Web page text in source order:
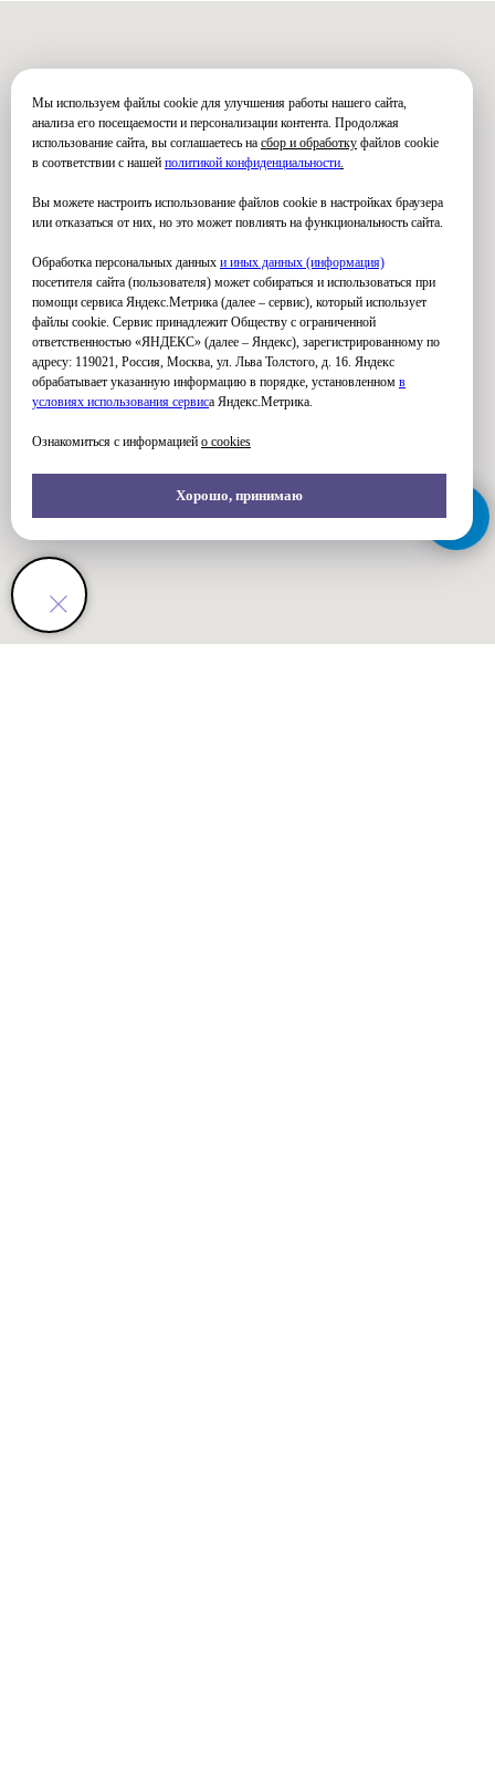
Мы используем файлы cookie для улучшения работы нашего сайта,
анализа его посещаемости и персонализации контента. Продолжая
использование сайта, вы соглашаетесь на сбор и обработку файлов cookie
в соответствии с нашей политикой конфиденциальности.
Вы можете настроить использование файлов cookie в настройках браузера
или отказаться от них, но это может повлиять на функциональность сайта.
Обработка персональных данных и иных данных (информация)
посетителя сайта (пользователя) может собираться и использоваться при
помощи сервиса Яндекс.Метрика (далее – сервис), который использует
файлы cookie. Сервис принадлежит Обществу с ограниченной
ответственностью «ЯНДЕКС» (далее – Яндекс), зарегистрированному по
адресу: 119021, Россия, Москва, ул. Льва Толстого, д. 16. Яндекс
обрабатывает указанную информацию в порядке, установленном в
условиях использования сервиса Яндекс.Метрика.
Ознакомиться с информацией о cookies
Хорошо, принимаю